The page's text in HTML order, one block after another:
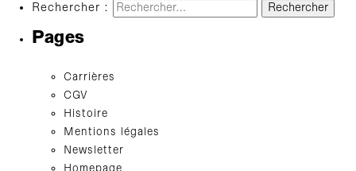
Rechercher :
Pages
Carrières
CGV
Histoire
Mentions légales
Newsletter